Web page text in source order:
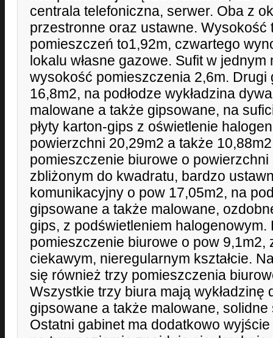
centrala telefoniczna, serwer. Oba z
przestronne oraz ustawne. Wysokość
pomieszczeń to1,92m, czwartego
lokalu własne gazowe. Sufit w
wysokość pomieszczenia 2,6m. Drugi
16,8m2, na podłodze wykładzina
malowane a także gipsowane, na
płyty karton-gips z oświetlenie
powierzchni 20,29m2 a także
pomieszczenie biurowe o powierzchni
zbliżonym do kwadratu, bardzo
komunikacyjny o pow 17,05m2, na
gipsowane a także malowane,
gips, z podświetleniem halogenowym.
pomieszczenie biurowe o pow 9,1m2,
ciekawym, nieregularnym kształcie.
się również trzy pomieszczenia
Wszystkie trzy biura mają wykładzinę
gipsowane a także malowane,
Ostatni gabinet ma dodatkowo